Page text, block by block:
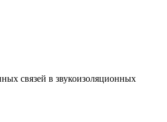
связей в звукоизоляционных